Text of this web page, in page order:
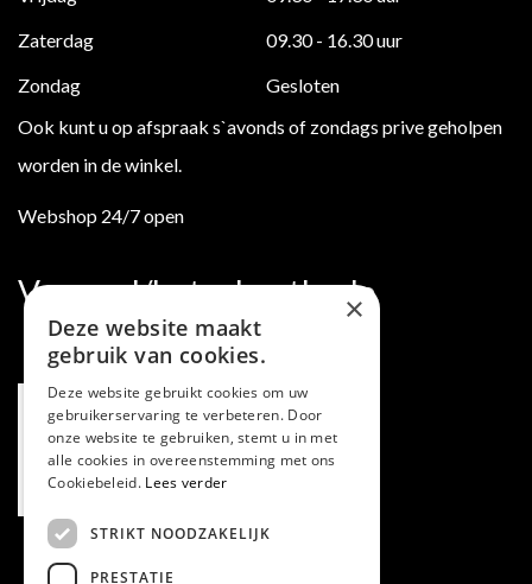
Zaterdag
09.30 - 16.30 uur
Zondag
Gesloten
Ook kunt u op afspraak s`avonds of zondags prive geholpen
worden in de winkel.
Webshop 24/7 open
Verzend/betaalmethode
×
Deze website maakt
gebruik van cookies.
Deze website gebruikt cookies om uw
gebruikerservaring te verbeteren. Door
onze website te gebruiken, stemt u in met
alle cookies in overeenstemming met ons
Cookiebeleid. Lees verder
STRIKT NOODZAKELIJK
PRESTATIE